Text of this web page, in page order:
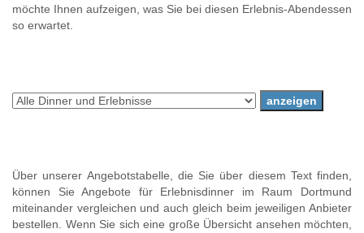
möchte Ihnen aufzeigen, was Sie bei diesen Erlebnis-Abendessen
so erwartet.
Über unserer Angebotstabelle, die Sie über diesem Text finden,
können Sie Angebote für Erlebnisdinner im Raum Dortmund
miteinander vergleichen und auch gleich beim jeweiligen Anbieter
bestellen. Wenn Sie sich eine große Übersicht ansehen möchten,